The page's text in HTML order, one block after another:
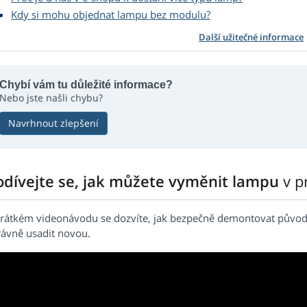
Kdy si mohu objednat lampu bez modulu?
Další užitečné informace
Chybí vám tu důležité informace?
Nebo jste našli chybu?
Navrhnout zlepšení
se, jak můžete vyměnit lampu v
videonávodu se dozvíte, jak bezpečně demontovat
usadit novou.